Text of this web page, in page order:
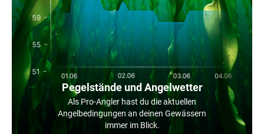
Pegelstände und Angelwetter
Als Pro-Angler hast du die aktuellen
Angelbedingungen an deinen Gewässern
immer im Blick.